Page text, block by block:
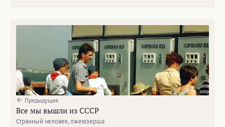
Предыдущая
Все мы вышли из СССР
Странный человек, лжеюзерша